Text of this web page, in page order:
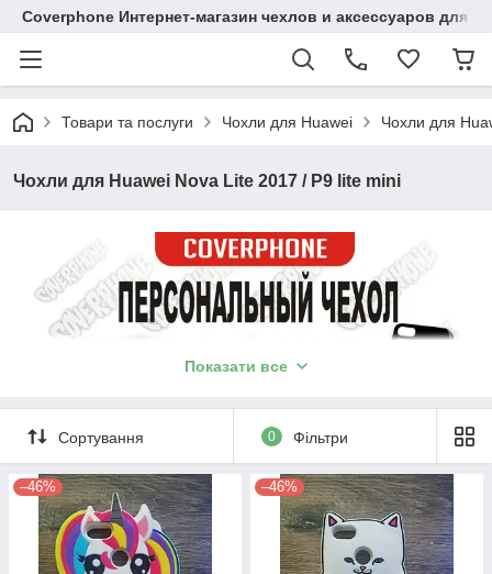
Coverphone Интернет-магазин чехлов и аксессуаров для
Товари та послуги Чохли для Huawei Чохли для
Чохли для Huawei Nova Lite 2017 / P9 lite mini
Показати все
Сортування 0 Фільтри
–46% –46%